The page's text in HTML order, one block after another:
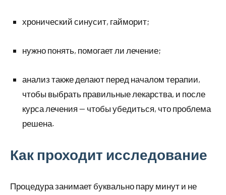
хронический синусит, гайморит;
нужно понять, помогает ли лечение;
анализ также делают перед началом терапии,
чтобы выбрать правильные лекарства, и после
курса лечения — чтобы убедиться, что проблема
решена.
Как проходит исследование
Процедура занимает буквально пару минут и не